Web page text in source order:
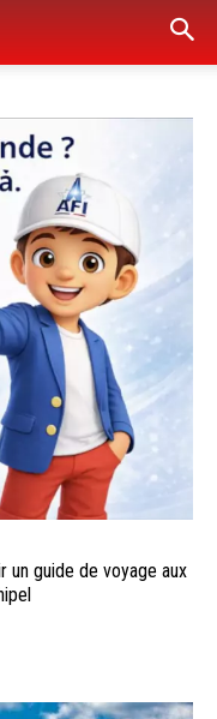
un guide de voyage aux